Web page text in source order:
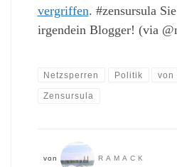
vergriffen. #zensursula
irgendein Blogger! (via
Netzsperren Politik von
Zensursula
von RAMACK